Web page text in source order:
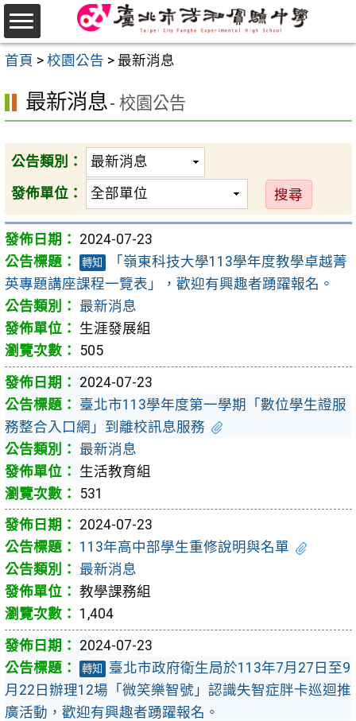
跳
至
主
容
區
首頁 > 校園公告 > 最新消息
最新消息- 校園公告
公告類別：
發佈單位：
2024-07-23
轉知
「嶺東科技大學113學年度教學卓越菁
英專題講座課程一覽表」，歡迎有興趣者踴躍報名。
最新消息
生涯發展組
505
2024-07-23
臺北市113學年度第一學期「數位學生證服
務整合入口網」到離校訊息服務
最新消息
生活教育組
531
2024-07-23
113年高中部學生重修說明與名單
最新消息
教學課務組
1,404
2024-07-23
轉知
臺北市政府衛生局於113年7月27日至9
月22日辦理12場「微笑樂智號」認識失智症胖卡巡迴推
廣活動，歡迎有興趣者踴躍報名。
選
單